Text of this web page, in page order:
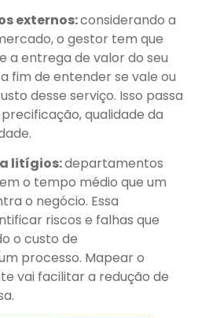
externos:considerando a
o gestor tem que
a entrega de valor do seu
fim de entender se vale ou
desse serviço. Isso passa
qualidade da
litígios:departamentos
o tempo médio que um
o negócio. Essa
riscos e falhas que
o custo de
processo. Mapear o
vai facilitar a redução de